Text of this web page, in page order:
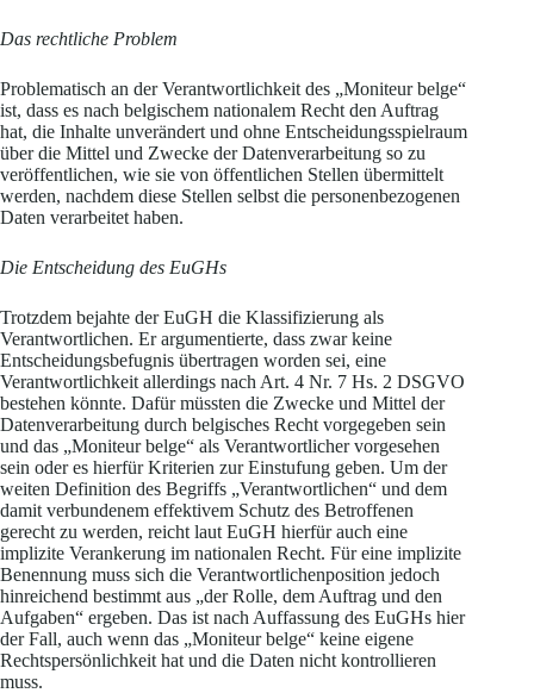
Das rechtliche Problem
Problematisch an der Verantwortlichkeit des „Moniteur belge“
ist, dass es nach belgischem nationalem Recht den Auftrag
hat, die Inhalte unverändert und ohne Entscheidungsspielraum
über die Mittel und Zwecke der Datenverarbeitung so zu
veröffentlichen, wie sie von öffentlichen Stellen übermittelt
werden, nachdem diese Stellen selbst die personenbezogenen
Daten verarbeitet haben.
Die Entscheidung des EuGHs
Trotzdem bejahte der EuGH die Klassifizierung als
Verantwortlichen. Er argumentierte, dass zwar keine
Entscheidungsbefugnis übertragen worden sei, eine
Verantwortlichkeit allerdings nach Art. 4 Nr. 7 Hs. 2 DSGVO
bestehen könnte. Dafür müssten die Zwecke und Mittel der
Datenverarbeitung durch belgisches Recht vorgegeben sein
und das „Moniteur belge“ als Verantwortlicher vorgesehen
sein oder es hierfür Kriterien zur Einstufung geben. Um der
weiten Definition des Begriffs „Verantwortlichen“ und dem
damit verbundenem effektivem Schutz des Betroffenen
gerecht zu werden, reicht laut EuGH hierfür auch eine
implizite Verankerung im nationalen Recht. Für eine implizite
Benennung muss sich die Verantwortlichenposition jedoch
hinreichend bestimmt aus „der Rolle, dem Auftrag und den
Aufgaben“ ergeben. Das ist nach Auffassung des EuGHs hier
der Fall, auch wenn das „Moniteur belge“ keine eigene
Rechtspersönlichkeit hat und die Daten nicht kontrollieren
muss.